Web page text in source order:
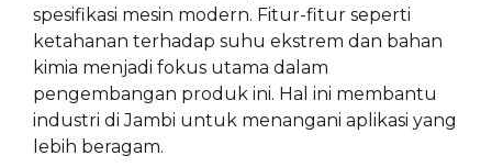
spesifikasi mesin modern. Fitur-fitur seperti
ketahanan terhadap suhu ekstrem dan bahan
kimia menjadi fokus utama dalam
pengembangan produk ini. Hal ini membantu
industri di Jambi untuk menangani aplikasi yang
lebih beragam.